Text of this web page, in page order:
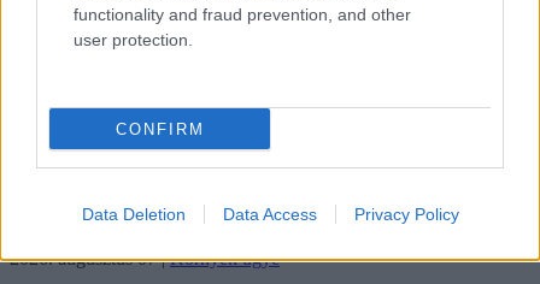
functionality and fraud prevention, and other
user protection.
CONFIRM
Data Deletion Data Access Privacy Policy
Mindhárom ütemben dolgoznak a 25-ös főúton
2026. augusztus 07
mentett...
2026. augusztus 07|Környék ügye